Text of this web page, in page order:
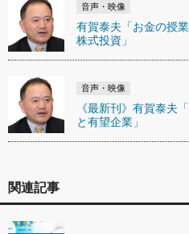
音声・映像
有賀泰夫「お金の授
株式投資」
音声・映像
《最新刊》有賀泰夫
と有望企業」
関連記事